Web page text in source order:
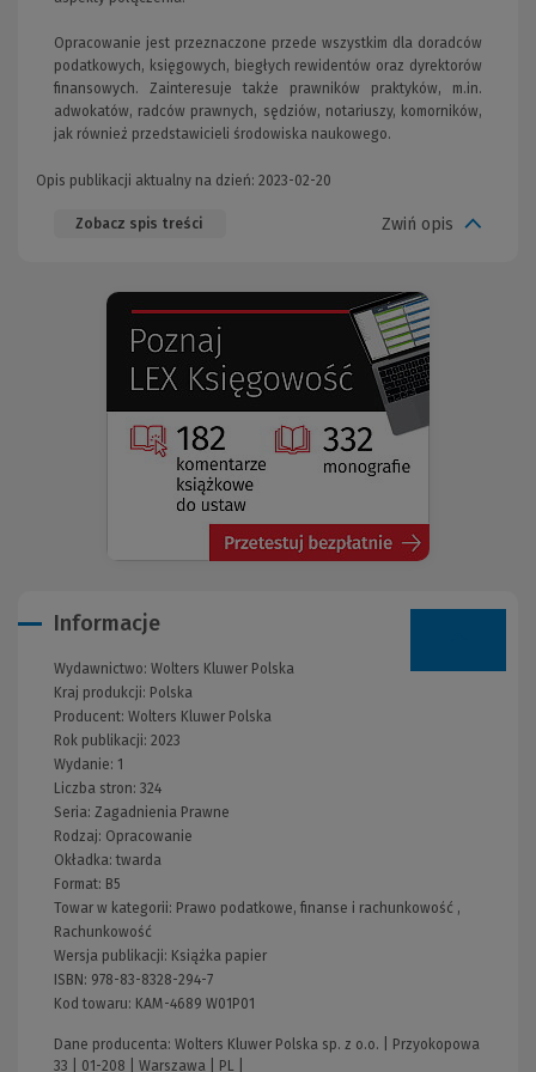
Opracowanie jest przeznaczone przede wszystkim dla doradców
podatkowych, księgowych, biegłych rewidentów oraz dyrektorów
finansowych. Zainteresuje także prawników praktyków, m.in.
adwokatów, radców prawnych, sędziów, notariuszy, komorników,
jak również przedstawicieli środowiska naukowego.
Opis publikacji aktualny na dzień: 2023-02-20
Zobacz spis treści Zwiń opis
Informacje
Wydawnictwo: Wolters Kluwer Polska
Kraj produkcji: Polska
Producent: Wolters Kluwer Polska
Rok publikacji: 2023
Wydanie: 1
Liczba stron: 324
Seria: Zagadnienia Prawne
Rodzaj: Opracowanie
Okładka:twarda
Format: B5
Towar w kategorii: Prawo podatkowe, finanse i rachunkowość ,
Rachunkowość
Wersja publikacji: Książka papier
ISBN: 978-83-8328-294-7
Kod towaru: KAM-4689 W01P01
Dane producenta: Wolters Kluwer Polska sp. z o.o. | Przyokopowa
33 | 01-208 | Warszawa | PL |